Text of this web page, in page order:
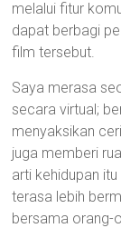
melalui fitur
dapat berbagi
film tersebut.
Saya merasa
secara virtual;
menyaksikan
juga memberi
arti kehidupan
terasa lebih
bersama orang-